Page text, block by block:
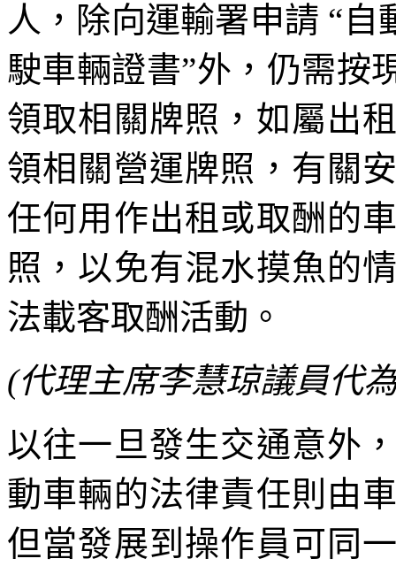
人，除向運輸署申請 “自
駛車輛證書”外，仍需按
領取相關牌照，如屬出
領相關營運牌照，有關
任何用作出租或取酬的
照，以免有混水摸魚的
法載客取酬活動。
(代理主席李慧琼議員代
以往一旦發生交通意外
動車輛的法律責任則由
但當發展到操作員可同